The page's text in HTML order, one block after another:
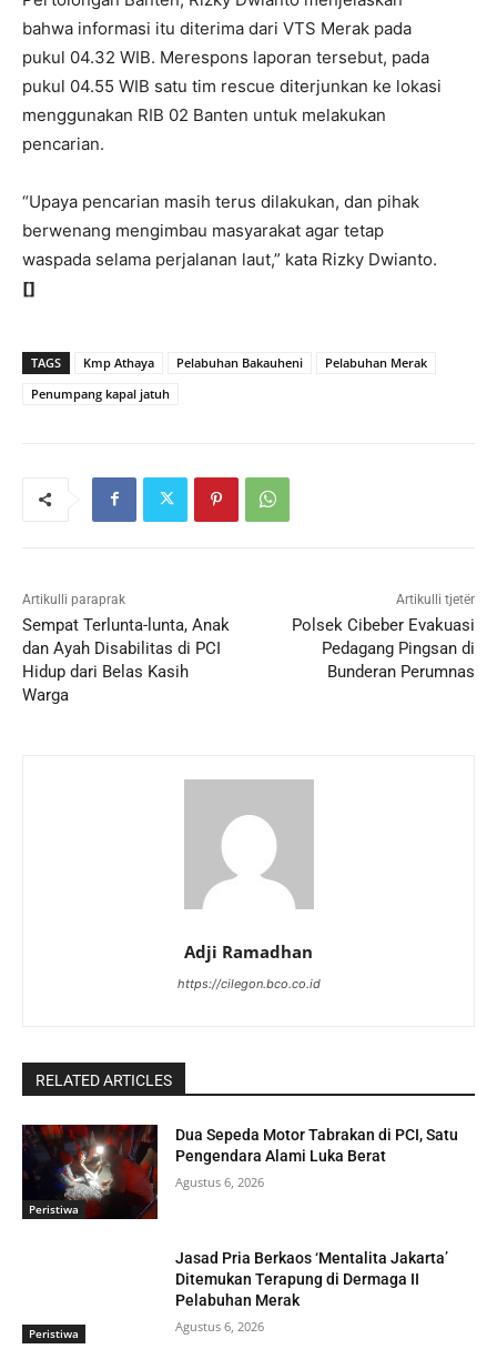
bahwa informasi itu diterima dari VTS Merak pada
pukul 04.32 WIB. Merespons laporan tersebut, pada
pukul 04.55 WIB satu tim rescue diterjunkan ke lokasi
menggunakan RIB 02 Banten untuk melakukan
pencarian.
“Upaya pencarian masih terus dilakukan, dan pihak
berwenang mengimbau masyarakat agar tetap
waspada selama perjalanan laut,” kata Rizky Dwianto.
[]
TAGS Kmp Athaya Pelabuhan Bakauheni
Pelabuhan Merak
Penumpang kapal jatuh
Artikulli paraprak
Sempat Terlunta-lunta, Anak
dan Ayah Disabilitas di PCI
Hidup dari Belas Kasih
Warga
Artikulli tjetër
Polsek Cibeber Evakuasi
Pedagang Pingsan di
Bunderan Perumnas
Adji Ramadhan
https://cilegon.bco.co.id
RELATED ARTICLES
Peristiwa
Dua Sepeda Motor Tabrakan di PCI, Satu
Pengendara Alami Luka Berat
Agustus 6, 2026
Peristiwa
Jasad Pria Berkaos ‘Mentalita Jakarta’
Ditemukan Terapung di Dermaga II
Pelabuhan Merak
Agustus 6, 2026